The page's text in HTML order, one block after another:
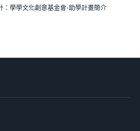
：學學文化創意基金會-助學計畫簡介